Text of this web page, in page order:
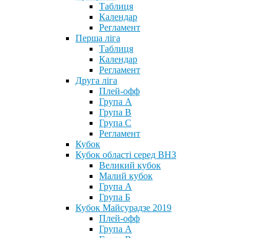
Таблиця
Календар
Регламент
Перша ліга
Таблиця
Календар
Регламент
Друга ліга
Плей-офф
Група А
Група В
Група С
Регламент
Кубок
Кубок області серед ВНЗ
Великий кубок
Малий кубок
Група А
Група Б
Кубок Майсурадзе 2019
Плей-офф
Група А